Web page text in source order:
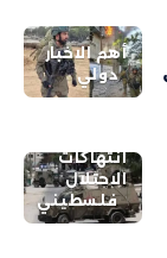
أهم الاخبار
دولي
انتهاكات
الاحتلال
فلسطيني